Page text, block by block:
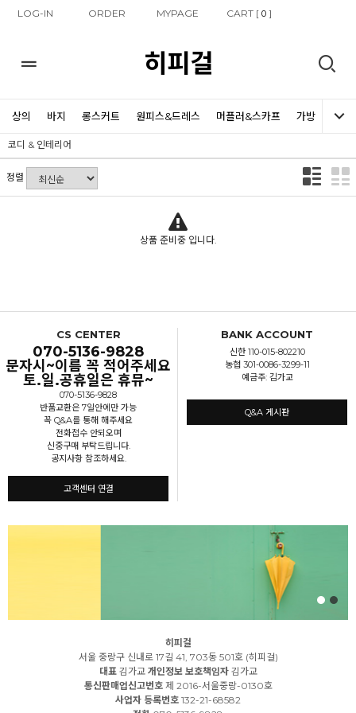
LOG-IN ORDER MYPAGE CART [0 ]
히피걸
상의 바지 롱스커트 원피스&드레스 머플러&스카프 가방 신발
코디 & 인테리어
정렬
상품 준비중 입니다.
CS CENTER
070-5136-9828
문자시~이름 꼭 적어주세요
토.일.공휴일은 휴뮤~
070-5136-9828
반품교환은 7일안에만 가능
꼭 Q&A를 통해 해주세요
전화접수 안되오며
신중구매 부탁드립니다.
공지사항 참조하세요.
고객센터 연결
BANK ACCOUNT
신한 110-015-802210
농협 301-0086-3299-11
예금주: 김가교
Q&A 게시판
히피걸
서울 중랑구 신내로 17길 41, 703동 501호 (히피걸)
대표김가교 개인정보 보호책임자김가교
통신판매업신고번호제 2016-서울중랑-0130호
사업자 등록번호 132-21-68582